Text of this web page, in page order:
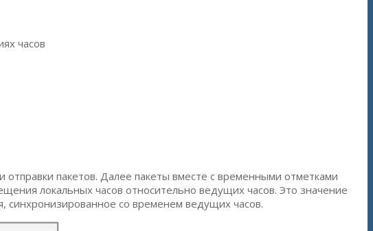
часов
пакетов. Далее пакеты вместе с временными отметками
локальных часов относительно ведущих часов. Это значение
синхронизированное со временем ведущих часов.